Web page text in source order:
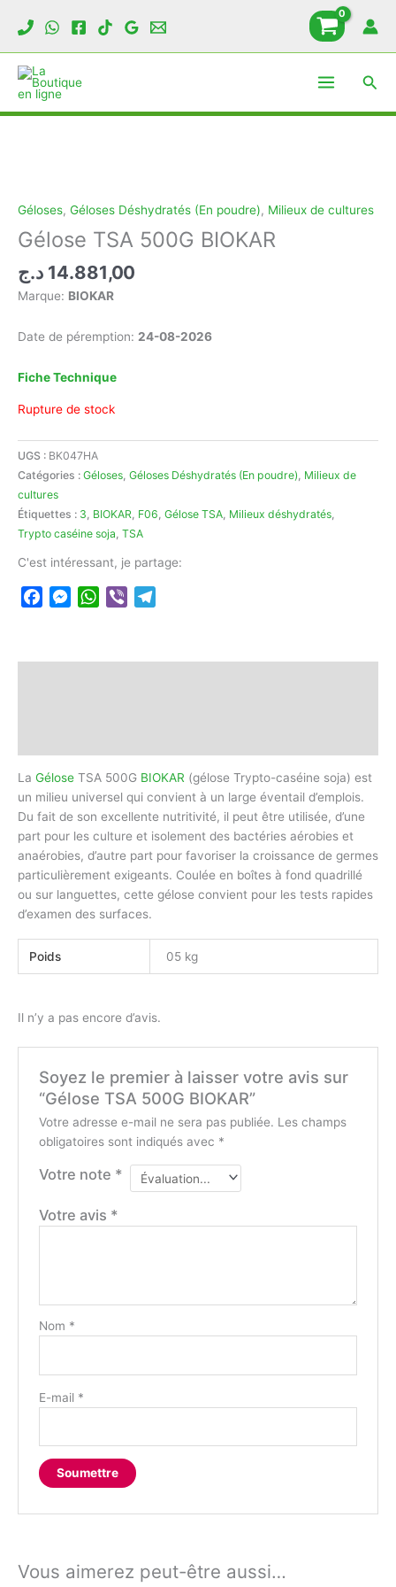
Géloses, Géloses Déshydratés (En poudre), Milieux de cultures
Gélose TSA 500G BIOKAR
14.881,00 د.ج
Marque: BIOKAR
Date de péremption: 24-08-2026
Fiche Technique
Rupture de stock
UGS : BK047HA
Catégories : Géloses Géloses Déshydratés (En poudre) Milieux de
cultures
Étiquettes : 3 BIOKAR F06 Gélose TSA Milieux déshydratés
Trypto caséine soja TSA
C'est intéressant, je partage:
FacebookMessenger
WhatsApp
Viber
La Gélose TSA 500G BIOKAR (gélose Trypto-caséine soja) est
un milieu universel qui convient à un large éventail d’emplois.
Du fait de son excellente nutritivité, il peut être utilisée, d’une
part pour les culture et isolement des bactéries aérobies et
anaérobies, d’autre part pour favoriser la croissance de germes
particulièrement exigeants. Coulée en boîtes à fond quadrillé
ou sur languettes, cette gélose convient pour les tests rapides
d’examen des surfaces.
Poids 05 kg
Il n’y a pas encore d’avis.
Soyez le premier à laisser votre avis sur
“Gélose TSA 500G BIOKAR”
Votre adresse e-mail ne sera pas publiée. Les champs
obligatoires sont indiqués avec *
Votre note *
Votre avis *
Nom *
E-mail *
Vous aimerez peut-être aussi…